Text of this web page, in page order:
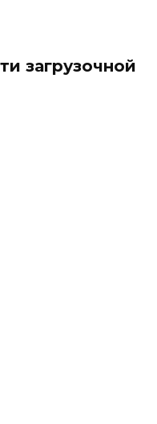
загрузочной